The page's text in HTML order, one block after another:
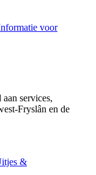
voor
services,
Fryslân en de
&